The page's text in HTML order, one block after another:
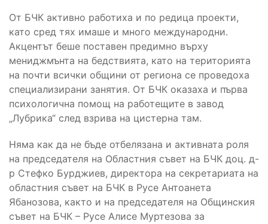
От БЧК активно работиха и по редица проекти,
като сред тях имаше и много международни.
Акцентът беше поставен предимно върху
мениджмънта на бедствията, като на територията
на почти всички общини от региона се проведоха
специализирани занятия. От БЧК оказаха и първа
психологична помощ на работещите в завод
„Лубрика“ след взрива на цистерна там.
Няма как да не бъде отбелязана и активната роля
на председателя на Областния съвет на БЧК доц. д-
р Стефко Бурджиев, директора на секретариата на
областния съвет на БЧК в Русе Антоанета
Ябанозова, както и на председателя на Общинския
съвет на БЧК – Русе Алисе Муртезова за